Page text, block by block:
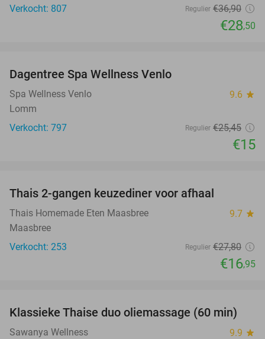
Verkocht: 807
Regulier €36,90
€28,50
Dagentree Spa Wellness Venlo
Spa Wellness Venlo 9.6 star
Lomm
Verkocht: 797
Regulier €25,45
€15
Thais 2-gangen keuzediner voor afhaal
Thais Homemade Eten Maasbree 9.7 star
Maasbree
Verkocht: 253
Regulier €27,80
€16,95
20%
Klassieke Thaise duo oliemassage (60 min)
Sawanya Wellness 9.9 star